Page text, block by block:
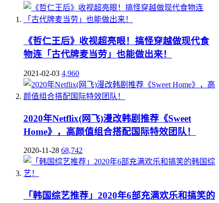
《哲仁王后》收视超亮眼！搞怪穿越做现代食
物连「古代牌麦当劳」也能做出来！
2021-02-03 4,960
2020年Netflix(网飞)漫改韩剧推荐《Sweet
Home》，高颜值组合搭配国际特效团队！
2020-11-28 68,742
「韩国综艺推荐」2020年6部充满欢乐和搞笑的